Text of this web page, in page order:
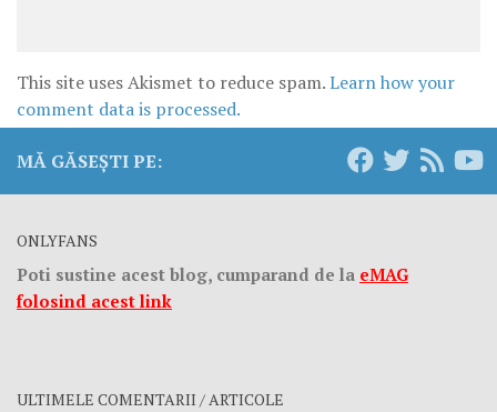
This site uses Akismet to reduce spam.Learn how your
comment data is processed.
MĂ GĂSEȘTI PE:
ONLYFANS
Poti sustine acest blog, cumparand de la eMAG
folosind acest link
ULTIMELE COMENTARII / ARTICOLE